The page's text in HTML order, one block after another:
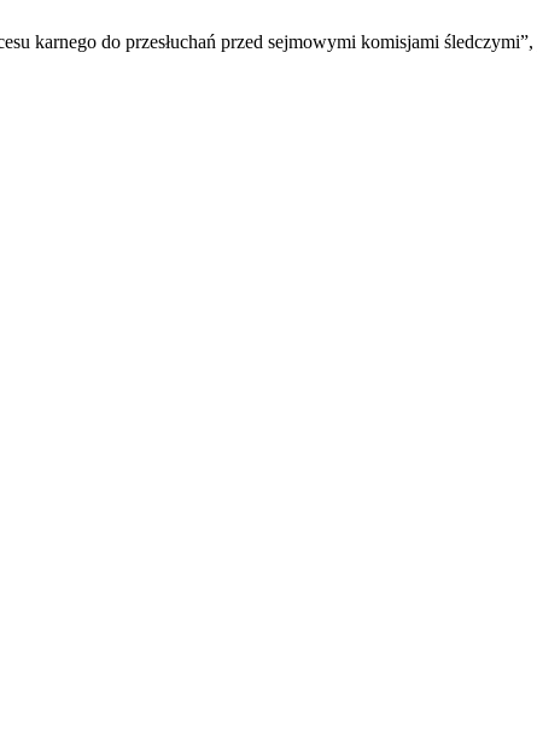
karnego do przesłuchań przed sejmowymi komisjami śledczymi”,